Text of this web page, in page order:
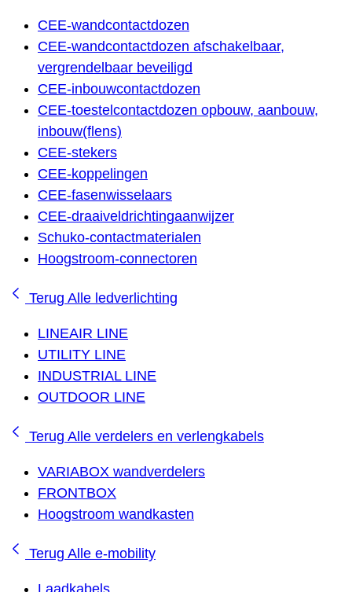
CEE-wandcontactdozen
CEE-wandcontactdozen afschakelbaar,
vergrendelbaar beveiligd
CEE-inbouwcontactdozen
CEE-toestelcontactdozen opbouw, aanbouw,
inbouw(flens)
CEE-stekers
CEE-koppelingen
CEE-fasenwisselaars
CEE-draaiveldrichtingaanwijzer
Schuko-contactmaterialen
Hoogstroom-connectoren
Terug Alle ledverlichting
LINEAIR LINE
UTILITY LINE
INDUSTRIAL LINE
OUTDOOR LINE
Terug Alle verdelers en verlengkabels
VARIABOX wandverdelers
FRONTBOX
Hoogstroom wandkasten
Terug Alle e-mobility
Laadkabels